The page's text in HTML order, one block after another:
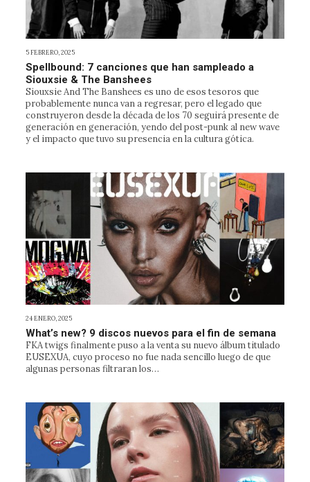
5 FEBRERO, 2025
Spellbound: 7 canciones que han sampleado a
Siouxsie & The Banshees
Siouxsie And The Banshees es uno de esos tesoros que
probablemente nunca van a regresar, pero el legado que
construyeron desde la década de los 70 seguirá presente de
generación en generación, yendo del post-punk al new wave
y el impacto que tuvo su presencia en la cultura gótica.
24 ENERO, 2025
What’s new? 9 discos nuevos para el fin de semana
FKA twigs finalmente puso a la venta su nuevo álbum titulado
EUSEXUA, cuyo proceso no fue nada sencillo luego de que
algunas personas filtraran los…